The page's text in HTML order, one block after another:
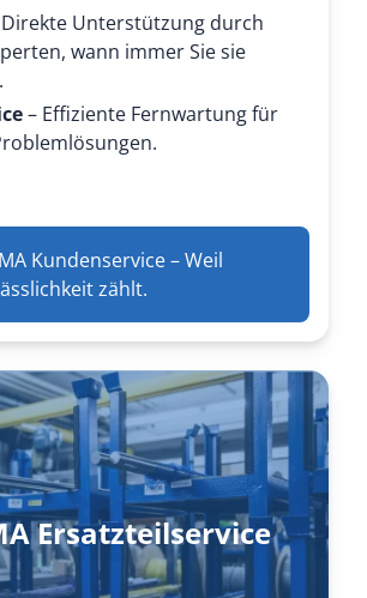
Unterstützung durch
wann immer Sie sie
– Effiziente Fernwartung für
Kundenservice – Weil
zählt.
Ersatzteilservice